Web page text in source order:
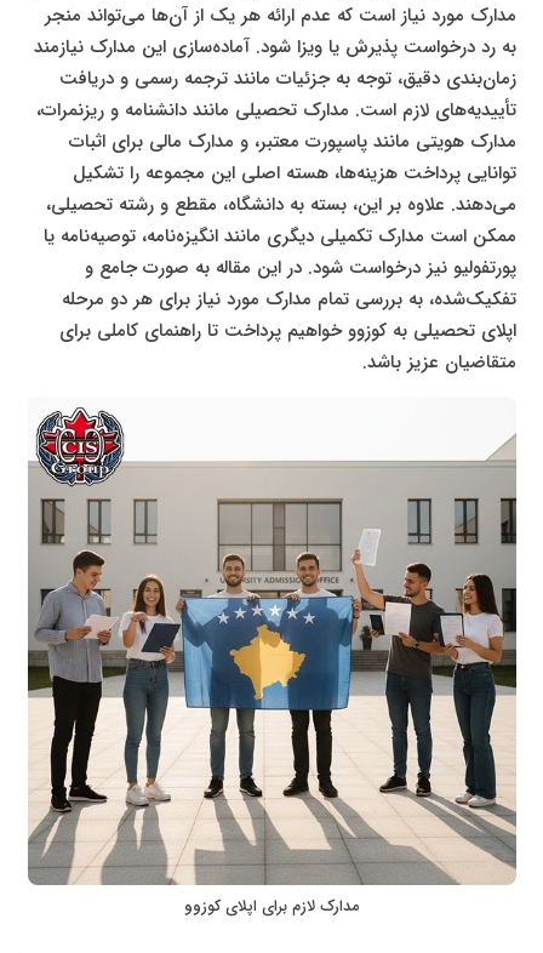
مدارک مورد نیاز است که عدم ارائه هر یک از آن‌ها می‌تواند منجر
به رد درخواست پذیرش یا ویزا شود. آماده‌سازی این مدارک نیازمند
زمان‌بندی دقیق، توجه به جزئیات مانند ترجمه رسمی و دریافت
تأییدیه‌های لازم است. مدارک تحصیلی مانند دانشنامه و ریزنمرات،
مدارک هویتی مانند پاسپورت معتبر، و مدارک مالی برای اثبات
توانایی پرداخت هزینه‌ها، هسته اصلی این مجموعه را تشکیل
می‌دهند. علاوه بر این، بسته به دانشگاه، مقطع و رشته تحصیلی،
ممکن است مدارک تکمیلی دیگری مانند انگیزه‌نامه، توصیه‌نامه یا
پورتفولیو نیز درخواست شود. در این مقاله به صورت جامع و
تفکیک‌شده، به بررسی تمام مدارک مورد نیاز برای هر دو مرحله
اپلای تحصیلی به کوزوو خواهیم پرداخت تا راهنمای کاملی برای
متقاضیان عزیز باشد.
مدارک لازم برای اپلای کوزوو